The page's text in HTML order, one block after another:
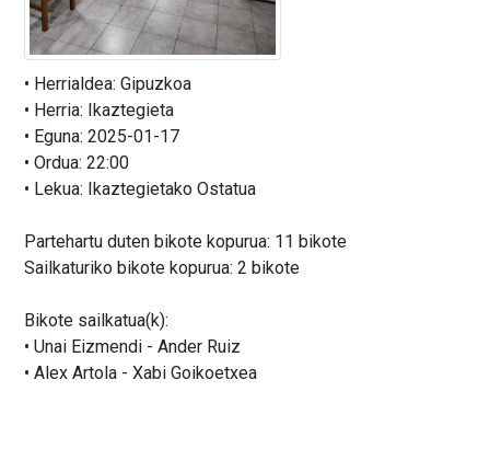
• Herrialdea: Gipuzkoa
• Herria: Ikaztegieta
• Eguna: 2025-01-17
• Ordua: 22:00
• Lekua: Ikaztegietako Ostatua
Partehartu duten bikote kopurua: 11 bikote
Sailkaturiko bikote kopurua: 2 bikote
Bikote sailkatua(k):
• Unai Eizmendi - Ander Ruiz
• Alex Artola - Xabi Goikoetxea